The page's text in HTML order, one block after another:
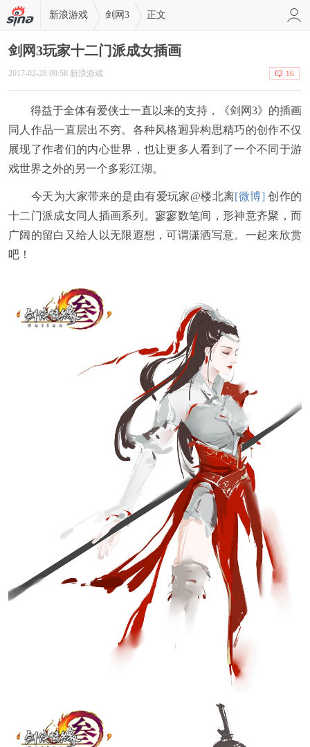
新浪游戏 剑网3 正文
剑网3玩家十二门派成女插画
2017-02-28 09:58 新浪游戏 16
得益于全体有爱侠士一直以来的支持，《剑网3》的插画
同人作品一直层出不穷。各种风格迥异构思精巧的创作不仅
展现了作者们的内心世界，也让更多人看到了一个不同于游
戏世界之外的另一个多彩江湖。
今天为大家带来的是由有爱玩家@楼北离[微博]创作的
十二门派成女同人插画系列。寥寥数笔间，形神意齐聚，而
广阔的留白又给人以无限遐想，可谓潇洒写意。一起来欣赏
吧！